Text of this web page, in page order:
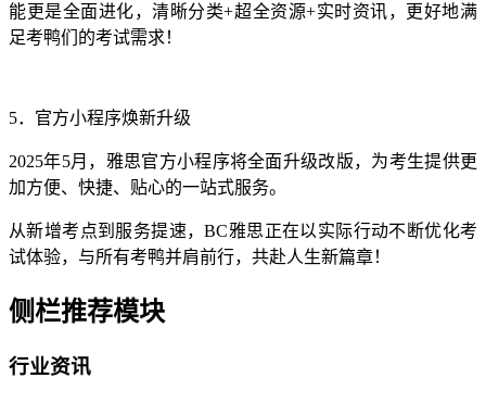
能更是全面进化，清晰分类+超全资源+实时资讯，更好地满
足考鸭们的考试需求！
5．官方小程序焕新升级
2025年5月，雅思官方小程序将全面升级改版，为考生提供更
加方便、快捷、贴心的一站式服务。
从新增考点到服务提速，BC雅思正在以实际行动不断优化考
试体验，与所有考鸭并肩前行，共赴人生新篇章！
侧栏推荐模块
行业资讯